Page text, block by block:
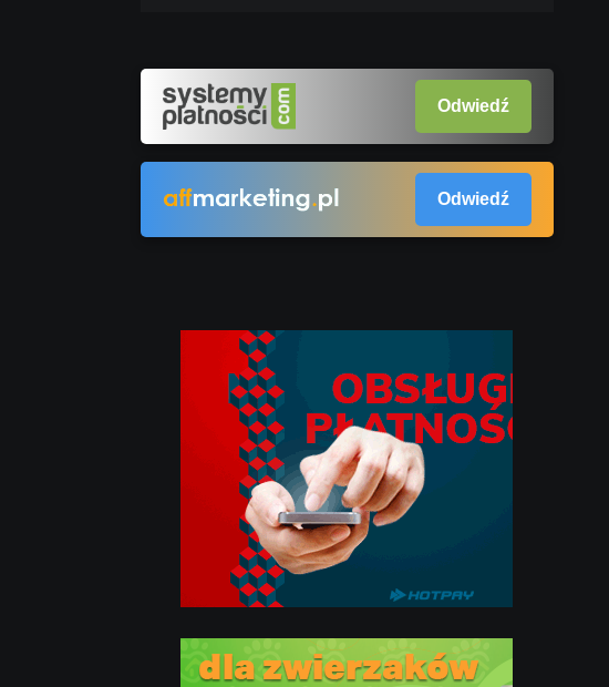
Odwiedź
Odwiedź